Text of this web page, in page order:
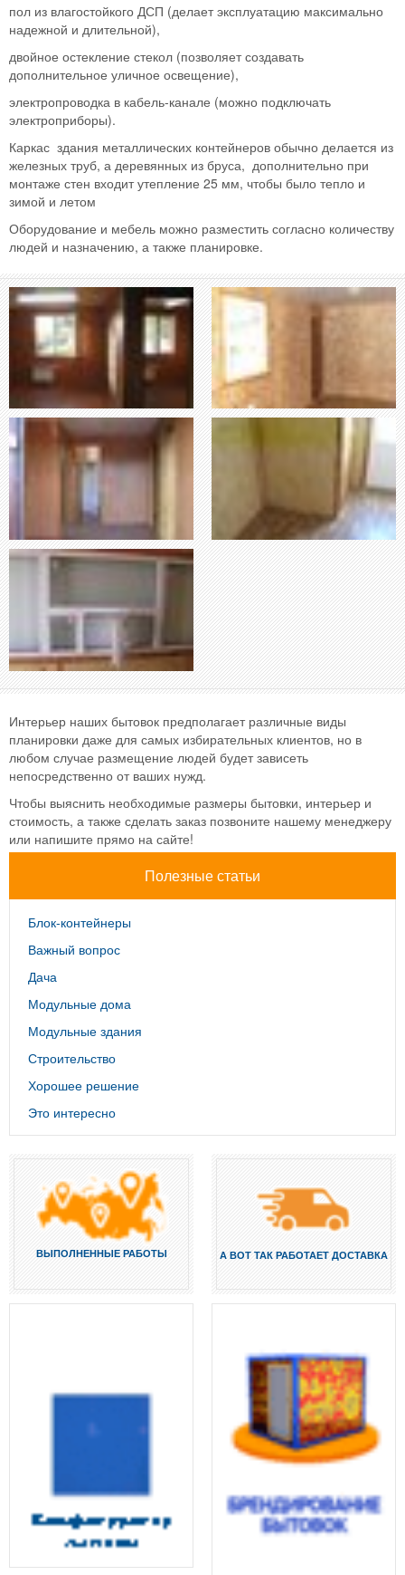
пол из влагостойкого ДСП (делает эксплуатацию максимально
надежной и длительной),
двойное остекление стекол (позволяет создавать
дополнительное уличное освещение),
электропроводка в кабель-канале (можно подключать
электроприборы).
Каркас здания металлических контейнеров обычно делается из
железных труб, а деревянных из бруса, дополнительно при
монтаже стен входит утепление 25 мм, чтобы было тепло и
зимой и летом
Оборудование и мебель можно разместить согласно количеству
людей и назначению, а также планировке.
Интерьер наших бытовок предполагает различные виды
планировки даже для самых избирательных клиентов, но в
любом случае размещение людей будет зависеть
непосредственно от ваших нужд.
Чтобы выяснить необходимые размеры бытовки, интерьер и
стоимость, а также сделать заказ позвоните нашему менеджеру
или напишите прямо на сайте!
Полезные статьи
Блок-контейнеры
Важный вопрос
Дача
Модульные дома
Модульные здания
Строительство
Хорошее решение
Это интересно
ВЫПОЛНЕННЫЕ РАБОТЫ А ВОТ ТАК РАБОТАЕТ ДОСТАВКА